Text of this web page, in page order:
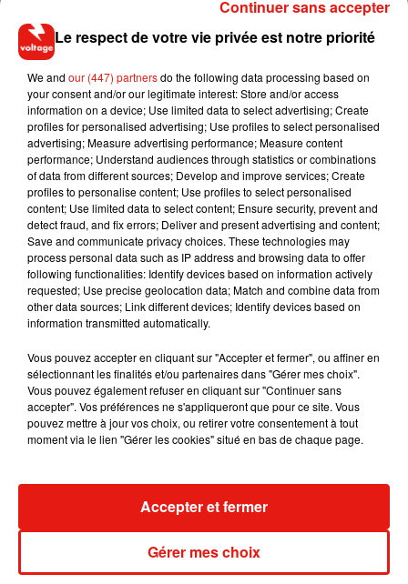
Voir cette publication sur Instagram
"Avoir Angèle dans le Studio 2054 était incroyable",déclare
ainsi Dua Lipa. "Nous voulions faire comme dans la vraie vie
parce que nous nous étions rencontrées deux mois
sommes devenues amies et on s’est tout de suite amusées.
Et c’était tout le but du show", a de son côté expliqué Angèle
en interview.
Vous pouvez d'orès et déjà vous procurer
Le respect de votre vie privée est notre priorité
We and our (447) partnersdo the following data processing based on
your consent and/or our legitimate interest: Store and/or access
information on a device; Use limited data to select advertising; Create
profiles for personalised advertising; Use profiles to select personalised
advertising; Measure advertising performance; Measure content
performance; Understand audiences through statistics or combinations
of data from different sources; Develop and improve services; Create
profiles to personalise content; Use profiles to select personalised
content; Use limited data to select content; Ensure security, prevent and
detect fraud, and fix errors; Deliver and present advertising and content;
Save and communicate privacy choices. These technologies may
process personal data such as IP address and browsing data to offer
following functionalities: Identify devices based on information actively
requested; Use precise geolocation data; Match and combine data from
other data sources; Link different devices; Identify devices based on
information transmitted automatically.
Vous pouvez accepter en cliquant sur "Accepter et fermer", ou affiner en
sélectionnant les finalités et/ou partenaires dans "Gérer mes choix".
Vous pouvez également refuser en cliquant sur "Continuer sans
accepter". Vos préférences ne s'appliqueront que pour ce site. Vous
pouvez mettre à jour vos choix, ou retirer votre consentement à tout
moment via le lien "Gérer les cookies" situé en bas de chaque page.
Gérer mes choix
Accepter et fermer
Continuer sans accepter